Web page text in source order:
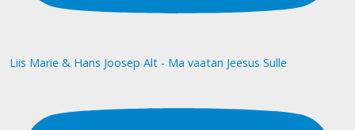
Liis Marie & Hans Joosep Alt - Ma vaatan Jeesus Sulle